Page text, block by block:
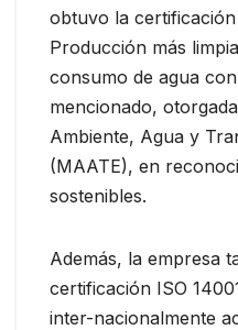
obtuvo la
Producción más
consumo de agua
mencionado,
Ambiente, Agua y
(MAATE), en
sostenibles.
Además, la empresa
certificación ISO
inter-nacionalmente